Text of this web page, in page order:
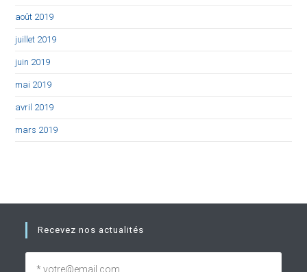
août 2019
juillet 2019
juin 2019
mai 2019
avril 2019
mars 2019
Recevez nos actualités